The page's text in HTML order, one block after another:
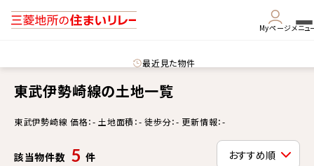
Myページメニュ
最近見た物件
東武伊勢崎線の土地一覧
東武伊勢崎線 価格：- 土地面積：- 徒歩分：- 更新情報：-
該当物件数 5 件